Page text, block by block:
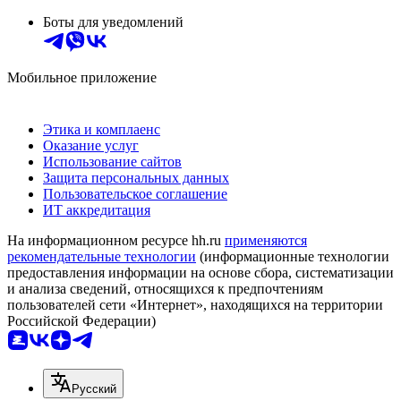
Боты для уведомлений
Мобильное приложение
Этика и комплаенс
Оказание услуг
Использование сайтов
Защита персональных данных
Пользовательское соглашение
ИТ аккредитация
На информационном ресурсе hh.ru применяются
рекомендательные технологии (информационные технологии
предоставления информации на основе сбора, систематизации
и анализа сведений, относящихся к предпочтениям
пользователей сети «Интернет», находящихся на территории
Российской Федерации)
Русский